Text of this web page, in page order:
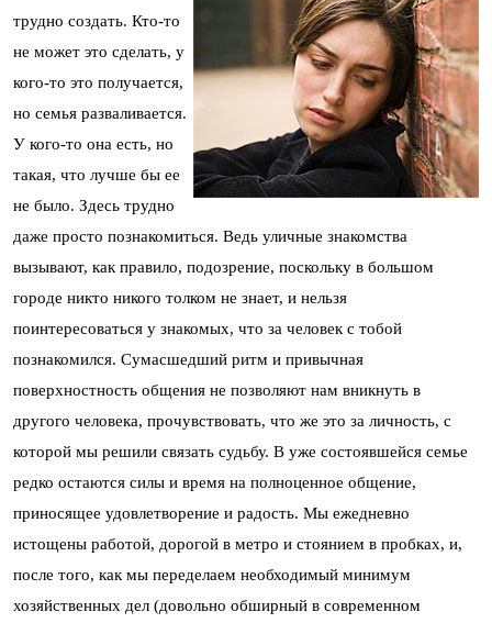
трудно создать. Кто-то
не может это сделать, у
кого-то это получается,
но семья разваливается.
У кого-то она есть, но
такая, что лучше бы ее
не было. Здесь трудно
даже просто познакомиться. Ведь уличные знакомства
вызывают, как правило, подозрение, поскольку в большом
городе никто никого толком не знает, и нельзя
поинтересоваться у знакомых, что за человек с тобой
познакомился. Сумасшедший ритм и привычная
поверхностность общения не позволяют нам вникнуть в
другого человека, прочувствовать, что же это за личность, с
которой мы решили связать судьбу. В уже состоявшейся семье
редко остаются силы и время на полноценное общение,
приносящее удовлетворение и радость. Мы ежедневно
истощены работой, дорогой в метро и стоянием в пробках, и,
после того, как мы переделаем необходимый минимум
хозяйственных дел (довольно обширный в современном